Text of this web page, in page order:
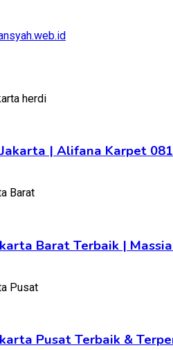
| Alifana Karpet
Barat Terbaik |
Pusat Terbaik &